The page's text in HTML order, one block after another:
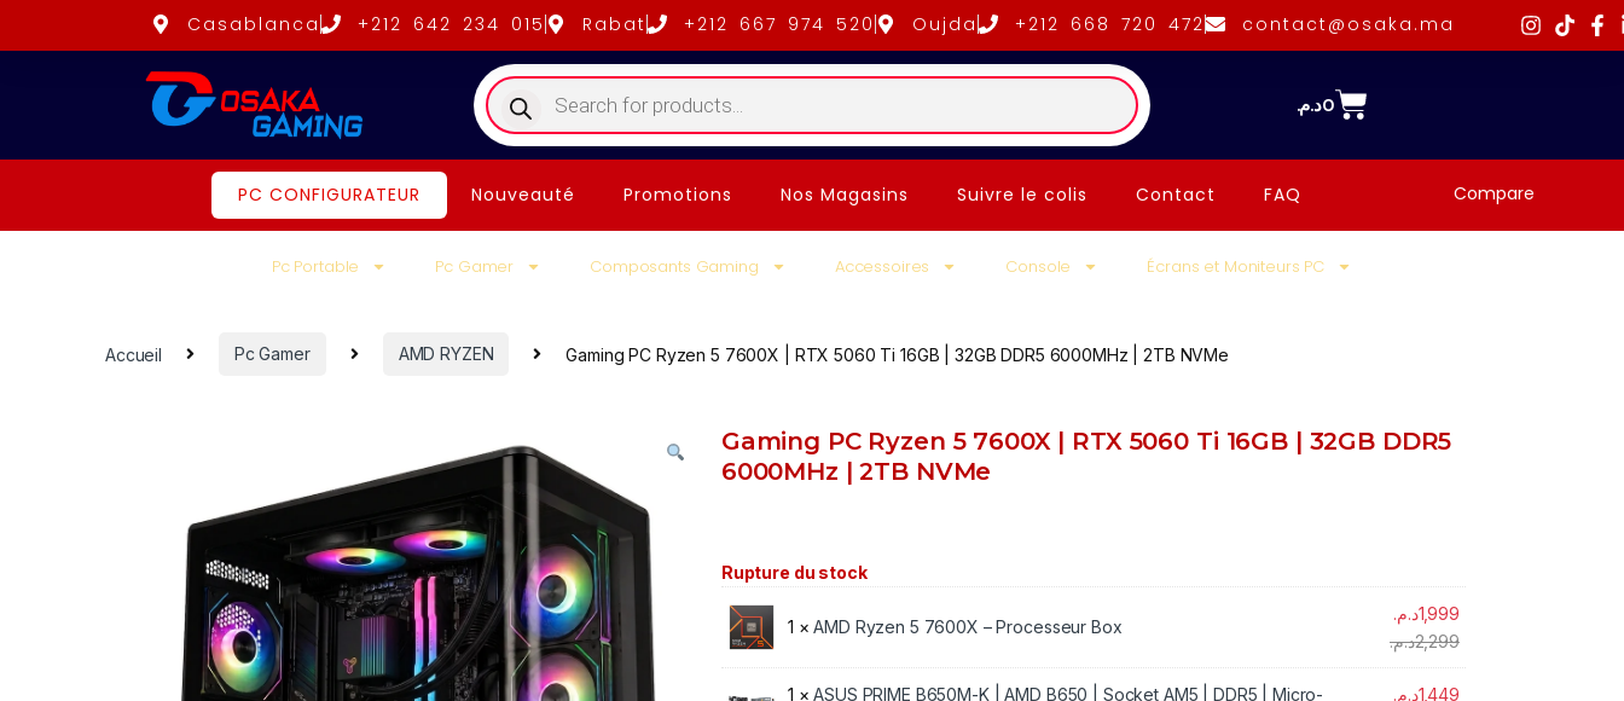
Casablanca +212 642 234 015 Rabat +212 667 974 520 Oujda +212 668 720 472 contact@osaka.ma
0د.م.
PC CONFIGURATEUR Nouveauté Promotions Nos Magasins Suivre le colis Contact FAQ Compare
Pc Portable Pc Gamer Composants Gaming Accessoires Console Écrans et Moniteurs PC
Accueil Pc Gamer AMD RYZEN Gaming PC Ryzen 5 7600X | RTX 5060 Ti 16GB | 32GB DDR5 6000MHz | 2TB NVMe
Gaming PC Ryzen 5 7600X | RTX 5060 Ti 16GB | 32GB DDR5
6000MHz | 2TB NVMe
Rupture du stock
1 ×AMD Ryzen 5 7600X – Processeur Box
1,999د.م.
2,299د.م.
1 ×ASUS PRIME B650M-K | AMD B650 | Socket AM5 | DDR5 | Micro-
1,449د.م.